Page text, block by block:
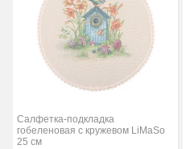
Салфетка-подкладка
гобеленовая с кружевом LiMaSo
25 см